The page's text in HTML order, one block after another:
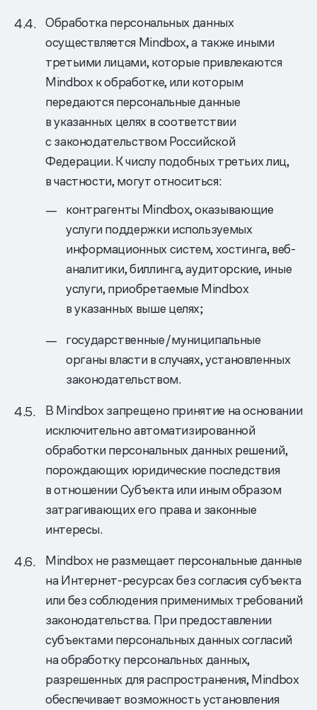
Обработка персональных данных
осуществляется Mindbox, а также иными
третьими лицами, которые привлекаются
Mindbox к обработке, или которым
передаются персональные данные
в указанных целях в соответствии
с законодательством Российской
Федерации. К числу подобных третьих лиц,
в частности, могут относиться:
контрагенты Mindbox, оказывающие
услуги поддержки используемых
информационных систем, хостинга, веб-
аналитики, биллинга, аудиторские, иные
услуги, приобретаемые Mindbox
в указанных выше целях;
государственные/муниципальные
органы власти в случаях, установленных
законодательством.
В Mindbox запрещено принятие на основании
исключительно автоматизированной
обработки персональных данных решений,
порождающих юридические последствия
в отношении Субъекта или иным образом
затрагивающих его права и законные
интересы.
Mindbox не размещает персональные данные
на Интернет-ресурсах без согласия субъекта
или без соблюдения применимых требований
законодательства. При предоставлении
субъектами персональных данных согласий
на обработку персональных данных,
разрешенных для распространения, Mindbox
обеспечивает возможность установления